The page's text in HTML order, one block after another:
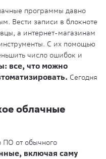
программы давно
Вести записи в блокноте
а интернет-магазинам
С их помощью
число ошибок и
все, что можно
Сегодня
облачные
ПО от обычного
включая саму